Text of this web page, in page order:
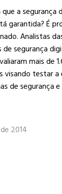
a segurança
garantida? É
Analistas
segurança
mais de
visando testar a
de segurança e
2014